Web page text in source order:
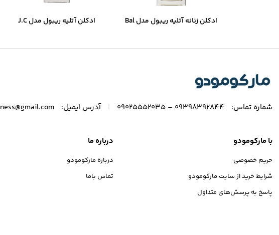
ادکلن زنانه آتلیه ریبول مدل Bal
ادکلن آتلیه ریبول مدل J.C
شماره تماس: ۰۹۳۹۸۳۹۲۸۴۴ – ۰۹۰۲۵۵۵۲۰۳۵ آدرس ایمیل:
با مارکومودو
حریم خصوصی
شرایط خرید از سایت مارکومودو
پاسخ به پرسش‌های متداول
درباره ما
درباره مارکومودو
تماس باما